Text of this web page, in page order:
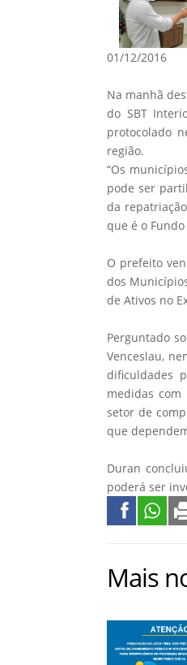
01/12/2016
Na manhã
do SBT
protocolado
região.
“Os
pode ser
da
que é o
O prefeito
dos
de Ativos no
Perguntado
Venceslau,
dificuldades
medidas
setor de
que
Duran
poderá ser
Mais